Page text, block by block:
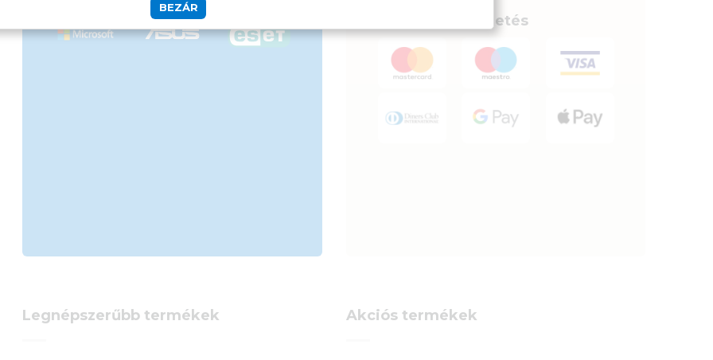
Biztonságos fizetés
Legnépszerűbb termékek Akciós termékek
BEZÁR